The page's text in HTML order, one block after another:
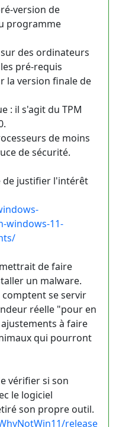
version de
programme
des ordinateurs
pré-requis
la version finale de
: il s'agit du TPM
de moins
de sécurité.
de justifier l'intérêt
windows-11-
de faire
un malware.
se servir
réelle "pour en
à faire
qui pourront
vérifier si son
le logiciel
son propre outil.
release